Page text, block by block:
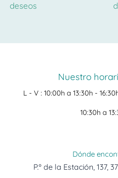
deseos
Nuestro
L - V : 10:00h a 13:30h -
10:30h a
Dónde
P.º de la Estación, 137,